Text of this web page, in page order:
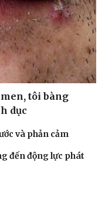
tôi bàng
dục
và phản cảm
đến động lực phát